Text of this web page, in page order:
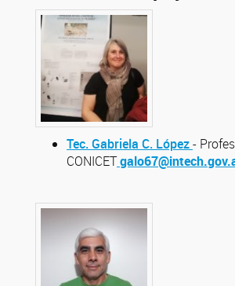
Tec. Gabriela C. López-
CONICET